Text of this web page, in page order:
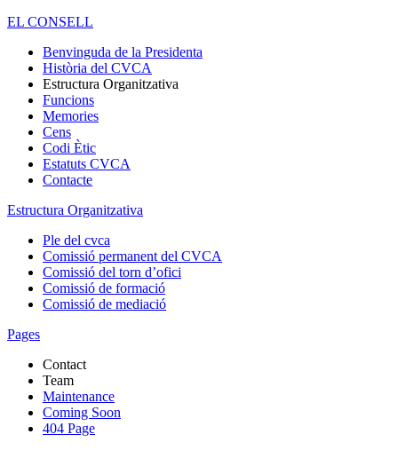
EL CONSELL
Benvinguda de la Presidenta
Història del CVCA
Estructura Organitzativa
Funcions
Memories
Cens
Codi Ètic
Estatuts CVCA
Contacte
Estructura Organitzativa
Ple del cvca
Comissió permanent del CVCA
Comissió del torn d’ofici
Comissió de formació
Comissió de mediació
Pages
Contact
Team
Maintenance
Coming Soon
404 Page